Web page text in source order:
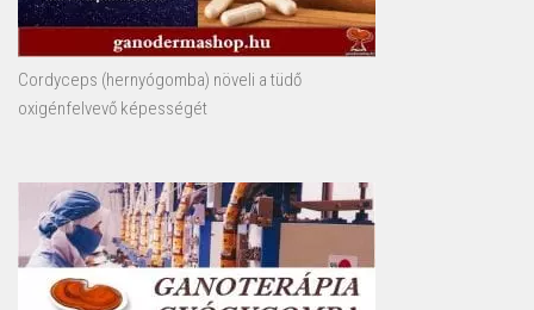
Cordyceps (hernyógomba) növeli a tüdő
oxigénfelvevő képességét